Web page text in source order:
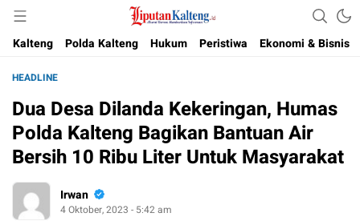
Liputan Kalteng
Akurat, Terpercaya & Independent
Kalteng
Polda Kalteng Hukum Peristiwa Ekonomi & Bisnis
HEADLINE
Dua Desa Dilanda Kekeringan, Humas
Polda Kalteng Bagikan Bantuan Air
Bersih 10 Ribu Liter Untuk Masyarakat
Irwan
4 Oktober, 2023 - 5:42 am